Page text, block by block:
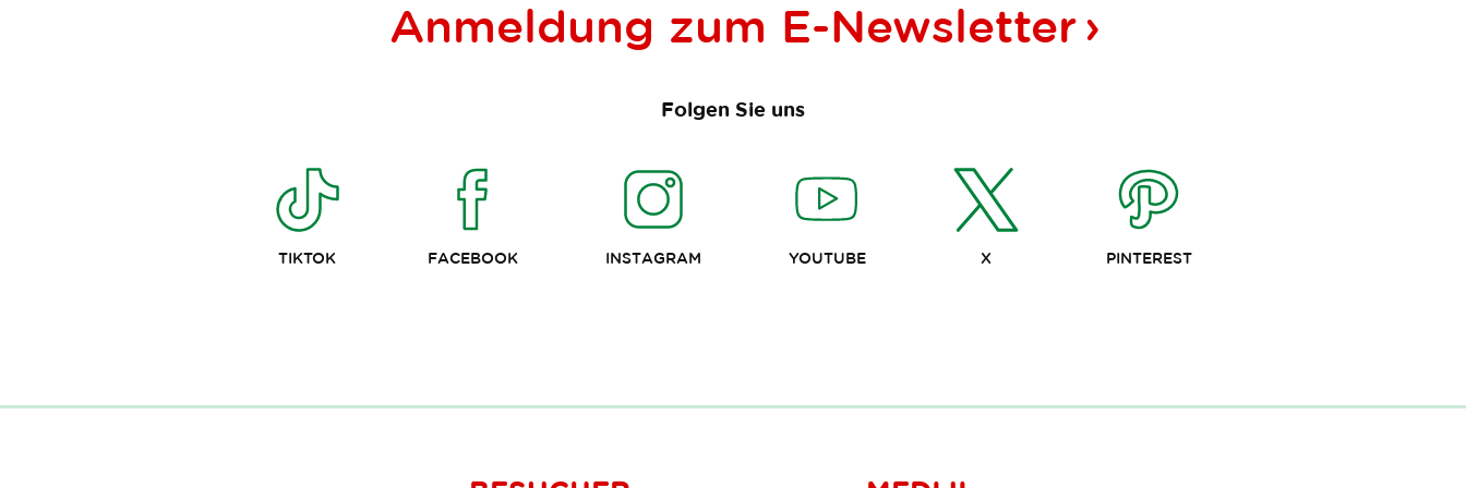
Anmeldung zum E-Newsletter
Folgen Sie uns
TIKTOK FACEBOOK INSTAGRAM YOUTUBE X PINTEREST